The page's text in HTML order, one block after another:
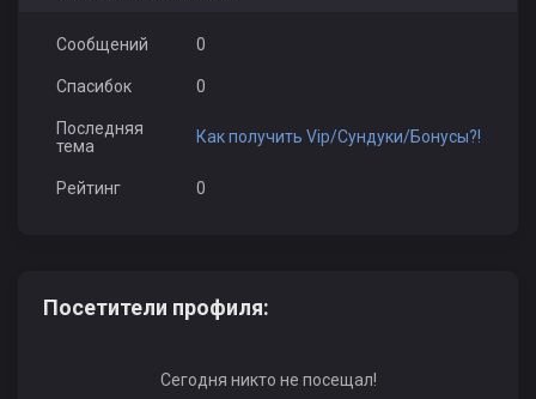
Сообщений 0
Спасибок 0
Последняя
тема
Как получить Vip/Сундуки/Бонусы?!
Рейтинг 0
Посетители профиля:
Сегодня никто не посещал!